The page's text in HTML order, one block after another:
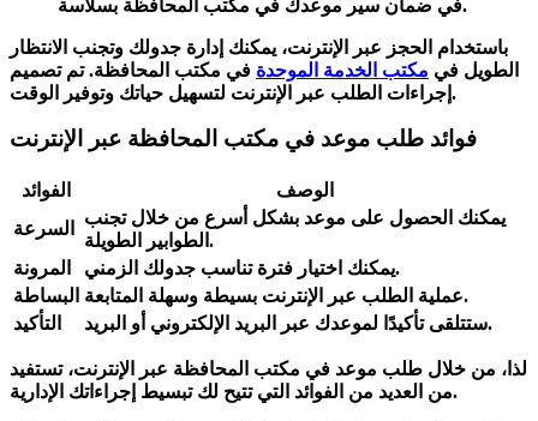
في ضمان سير موعدك في مكتب المحافظة بسلاسة.
باستخدام الحجز عبر الإنترنت، يمكنك إدارة جدولك وتجنب الانتظار
الطويل في مكتب الخدمة الموحدة في مكتب المحافظة. تم تصميم
إجراءات الطلب عبر الإنترنت لتسهيل حياتك وتوفير الوقت.
فوائد طلب موعد في مكتب المحافظة عبر الإنترنت
الفوائد
الوصف
السرعة
يمكنك الحصول على موعد بشكل أسرع من خلال تجنب
الطوابير الطويلة.
المرونة
يمكنك اختيار فترة تناسب جدولك الزمني.
البساطة
عملية الطلب عبر الإنترنت بسيطة وسهلة المتابعة.
التأكيد
ستتلقى تأكيدًا لموعدك عبر البريد الإلكتروني أو البريد.
لذا، من خلال طلب موعد في مكتب المحافظة عبر الإنترنت، تستفيد
من العديد من الفوائد التي تتيح لك تبسيط إجراءاتك الإدارية.